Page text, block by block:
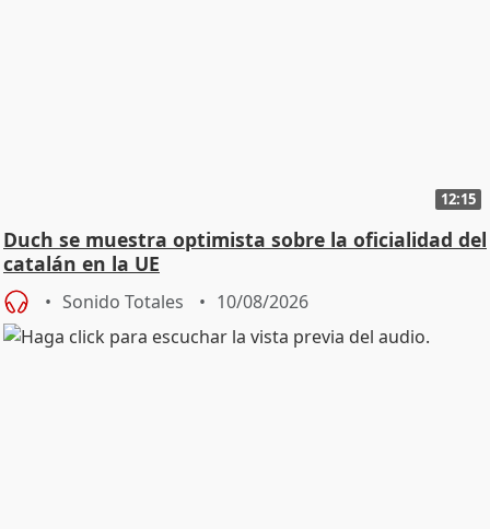
12:15
Duch se muestra optimista sobre la oficialidad del
catalán en la UE
Sonido Totales 10/08/2026